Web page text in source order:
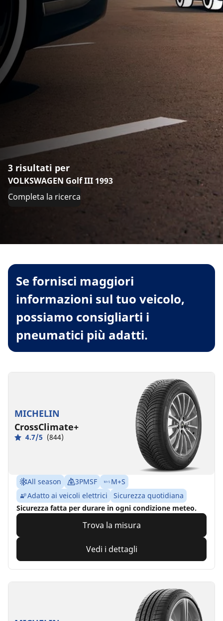
3 risultati per
VOLKSWAGEN Golf III 1993
Completa la ricerca
Se fornisci maggiori
informazioni sul tuo veicolo,
possiamo consigliarti i
pneumatici più adatti.
MICHELIN
CrossClimate+
4.7/5 (844)
All season 3PMSF
M+S
Adatto ai veicoli elettrici
Sicurezza quotidiana
Sicurezza fatta per durare in ogni condizione meteo.
Trova la misura
Vedi i dettagli